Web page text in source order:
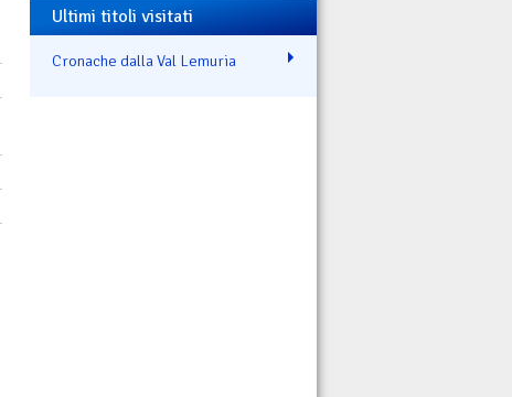
Ultimi titoli visitati
Cronache dalla Val Lemuria